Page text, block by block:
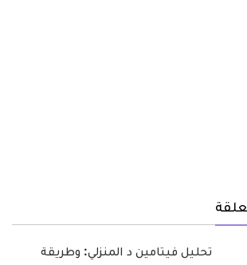
تحليل فيتامين د المنزلي: وطريقة